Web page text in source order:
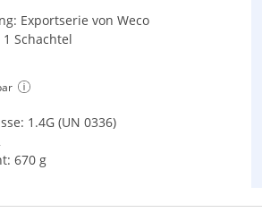
Exportserie von Weco
Schachtel
1.4G (UN 0336)
670 g